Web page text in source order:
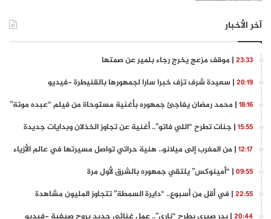
آخر الأخبار
23:33 | موقف مزعج يخرج رجاء بلمير عن صمتها
20:19 | سعيدة شرف تزف خبرا سارا لجمهورها بالقنيطرة -فيديو
18:16 | محمد رمضان يفاجئ جمهوره بأغنية مستوحاة من فيلم “عبده موتة”
15:55 | جنات تطرح “اللي فاتو”.. أغنية عن تجاوز الخذلان وبدايات جديدة
12:17 | من المغرب إلى ميلانو.. هنية حراتي تواصل مسيرتها في عالم الأزياء
09:55 | “أمينوكس” يلتقي جمهوره بالشرق لأول مرة
22:55 | في أقل من أسبوع.. “دايرة السمطة” تتجاوز المليون مشاهدة
20:44